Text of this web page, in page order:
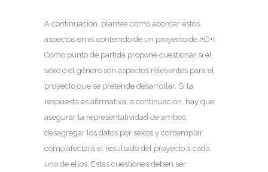
A continuación, plantea como abordar estos
aspectos en el contenido de un proyecto de I+D+i.
Como punto de partida propone cuestionar si el
sexo o el género son aspectos relevantes para el
proyecto que se pretende desarrollar. Si la
respuesta es afirmativa, a continuación, hay que
asegurar la representatividad de ambos,
desagregar los datos por sexos y contemplar
cómo afectará el resultado del proyecto a cada
uno de ellos. Estas cuestiones deben ser